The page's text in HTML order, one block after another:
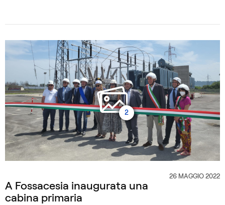
2
26 MAGGIO 2022
A Fossacesia inaugurata una
cabina primaria